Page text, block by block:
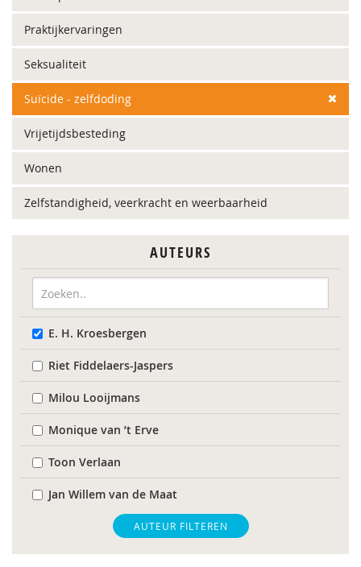
Praktijkervaringen
Seksualiteit
Suïcide - zelfdoding
Vrijetijdsbesteding
Wonen
Zelfstandigheid, veerkracht en weerbaarheid
AUTEURS
E. H. Kroesbergen
Riet Fiddelaers-Jaspers
Milou Looijmans
Monique van ’t Erve
Toon Verlaan
Jan Willem van de Maat
AUTEUR FILTEREN